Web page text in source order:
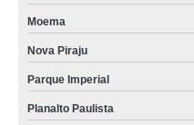
Moema
Nova Piraju
Parque Imperial
Planalto Paulista